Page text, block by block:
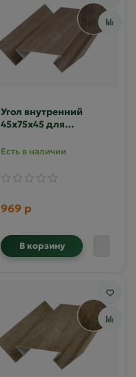
Угол внутренний
45х75х45 для
Античный дуб
Есть в наличии
969 р
В корзину